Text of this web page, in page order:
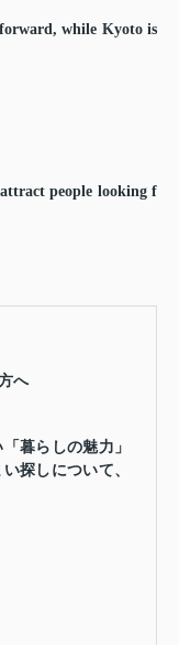
while Kyoto is
people looking f
へ
暮らしの魅力」
探しについて、